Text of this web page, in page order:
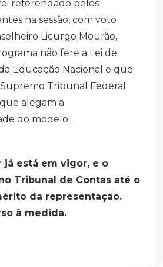
referendado pelos
na sessão, com voto
Licurgo Mourão,
não fere a Lei de
Educação Nacional e que
Tribunal Federal
alegam a
do modelo.
está em vigor, e o
Tribunal de Contas até o
da representação.
à medida.